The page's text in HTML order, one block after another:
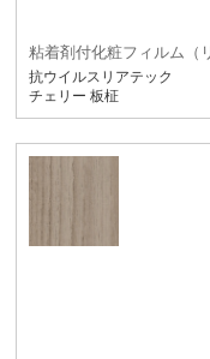
粘着剤付化粧フィルム（
抗ウイルスリアテック
チェリー 板柾